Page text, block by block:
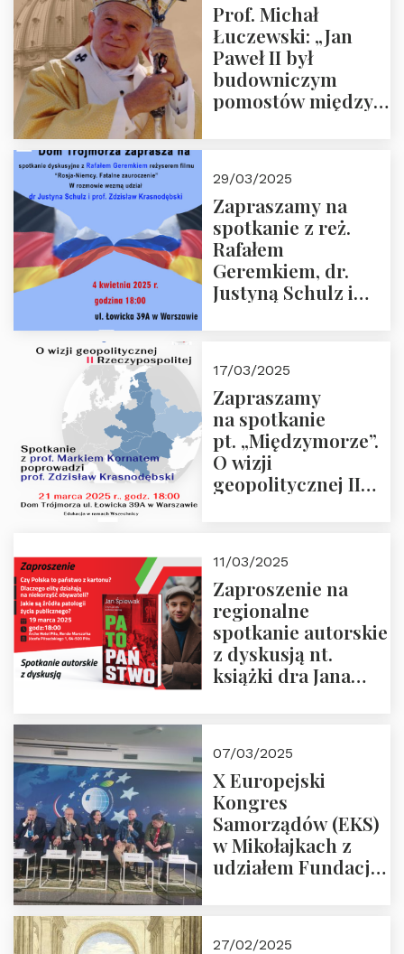
Prof. Michał
Łuczewski: „Jan
Paweł II był
budowniczym
pomostów między
29/03/2025
Zapraszamy na
spotkanie z reż.
Rafałem
Geremkiem, dr.
Justyną Schulz i
“Rosja-Niemcy…”
17/03/2025
Zapraszamy
na spotkanie
pt. „Międzymorze”.
O wizji
geopolitycznej II
i prof.
Krasnodębski
11/03/2025
Zaproszenie na
regionalne
spotkanie autorskie
z dyskusją nt.
książki dra Jana
07/03/2025
X Europejski
Kongres
Samorządów (EKS)
w Mikołajkach z
udziałem Fundacji
27/02/2025